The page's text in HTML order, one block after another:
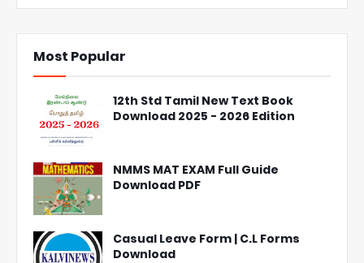
Most Popular
12th Std Tamil New Text Book
Download 2025 - 2026 Edition
NMMS MAT EXAM Full Guide
Download PDF
Casual Leave Form | C.L Forms
Download